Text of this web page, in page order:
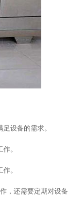
设备的需求。
。
。
，还需要定期对设备